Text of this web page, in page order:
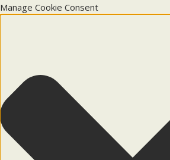
Manage Cookie Consent